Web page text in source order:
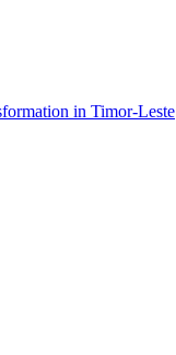
in Timor-Leste